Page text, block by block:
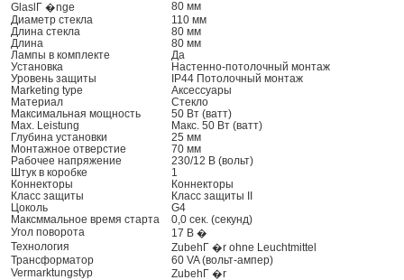
GlaslГ �nge
80 мм
Диаметр стекла
110 мм
Длина стекла
80 мм
Длина
80 мм
Лампы в комплекте
Да
Установка
Настенно-потолочный монтаж
Уровень защиты
IP44 Потолочный монтаж
Marketing type
Аксессуары
Mатериал
Стекло
Максимальная мощность
50 Вт (ватт)
Max. Leistung
Макс. 50 Вт (ватт)
Глубина установки
25 мм
Монтажное отверстие
70 мм
Рабочее напряжение
230/12 В (вольт)
Штук в коробке
1
Коннекторы
Коннекторы
Класс защиты
Класс защиты II
Цоколь
G4
Максммальное время старта
0,0 сек. (секунд)
Угол поворота
17 В �
Технология
ZubehГ �r ohne Leuchtmittel
Трансформатор
60 VA (вольт-ампер)
Vermarktungstyp
ZubehГ �r